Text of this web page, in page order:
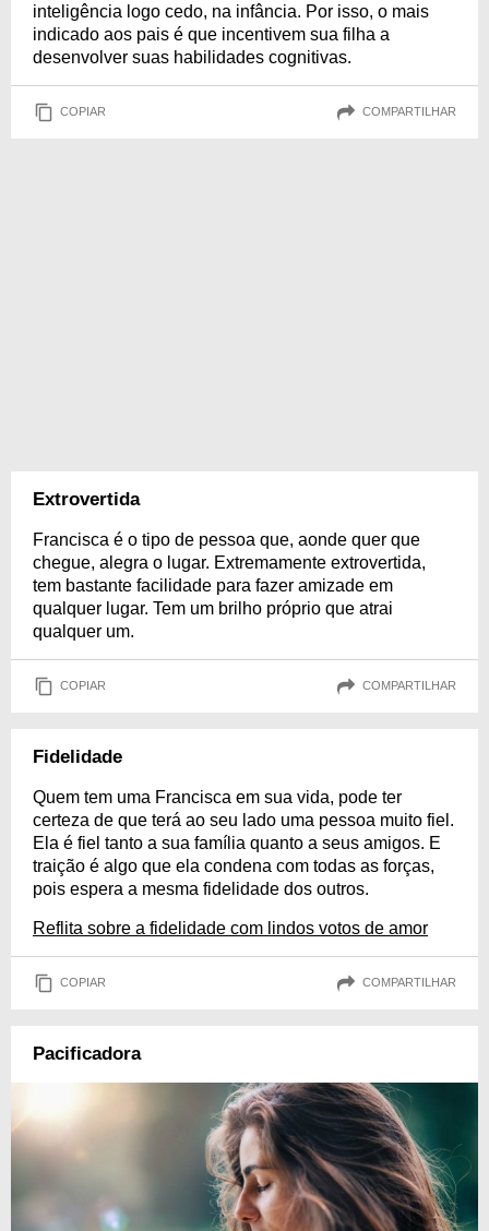
inteligência logo cedo, na infância. Por isso, o mais
indicado aos pais é que incentivem sua filha a
desenvolver suas habilidades cognitivas.
COPIAR COMPARTILHAR
Extrovertida
Francisca é o tipo de pessoa que, aonde quer que
chegue, alegra o lugar. Extremamente extrovertida,
tem bastante facilidade para fazer amizade em
qualquer lugar. Tem um brilho próprio que atrai
qualquer um.
COPIAR COMPARTILHAR
Fidelidade
Quem tem uma Francisca em sua vida, pode ter
certeza de que terá ao seu lado uma pessoa muito fiel.
Ela é fiel tanto a sua família quanto a seus amigos. E
traição é algo que ela condena com todas as forças,
pois espera a mesma fidelidade dos outros.
Reflita sobre a fidelidade com lindos votos de amor
COPIAR COMPARTILHAR
Pacificadora